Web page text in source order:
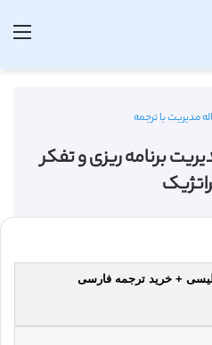
مدیریت با ترجمه
برنامه ریزی و تفکر
+ خرید ترجمه فارسی